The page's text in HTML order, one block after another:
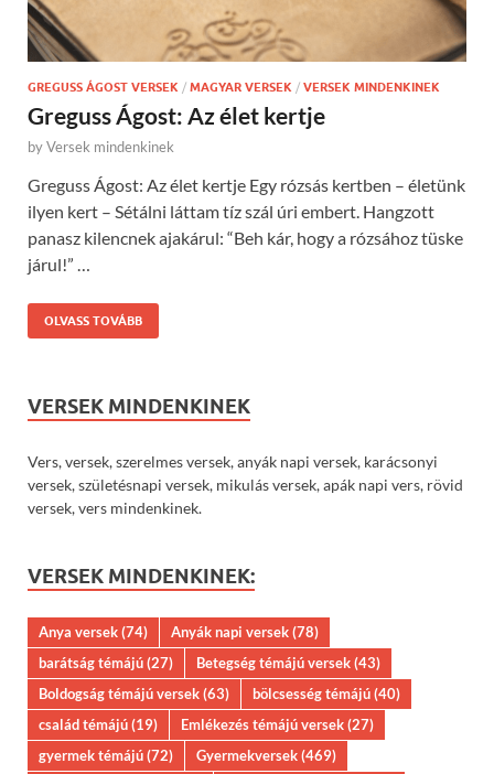
GREGUSS ÁGOST VERSEK / MAGYAR VERSEK / VERSEK MINDENKINEK
Greguss Ágost: Az élet kertje
byVersek mindenkinek
Greguss Ágost: Az élet kertje Egy rózsás kertben – életünk
ilyen kert – Sétálni láttam tíz szál úri embert. Hangzott
panasz kilencnek ajakárul: “Beh kár, hogy a rózsához tüske
járul!” …
OLVASS TOVÁBB
VERSEK MINDENKINEK
Vers, versek, szerelmes versek, anyák napi versek, karácsonyi
versek, születésnapi versek, mikulás versek, apák napi vers, rövid
versek, vers mindenkinek.
VERSEK MINDENKINEK:
Anya versek(74) Anyák napi versek(78)
barátság témájú(27) Betegség témájú versek(43)
Boldogság témájú versek(63) bölcsesség témájú(40)
család témájú(19) Emlékezés témájú versek(27)
gyermek témájú(72) Gyermekversek(469)